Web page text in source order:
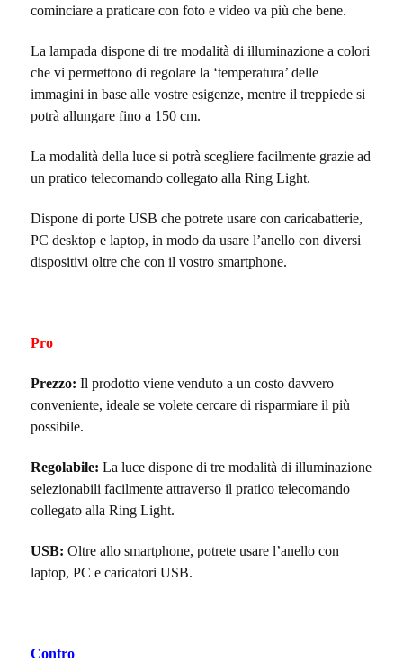
cominciare a praticare con foto e video va più che bene.
La lampada dispone di tre modalità di illuminazione a colori
che vi permettono di regolare la ‘temperatura’ delle
immagini in base alle vostre esigenze, mentre il treppiede si
potrà allungare fino a 150 cm.
La modalità della luce si potrà scegliere facilmente grazie ad
un pratico telecomando collegato alla Ring Light.
Dispone di porte USB che potrete usare con caricabatterie,
PC desktop e laptop, in modo da usare l’anello con diversi
dispositivi oltre che con il vostro smartphone.
Pro
Prezzo: Il prodotto viene venduto a un costo davvero
conveniente, ideale se volete cercare di risparmiare il più
possibile.
Regolabile: La luce dispone di tre modalità di illuminazione
selezionabili facilmente attraverso il pratico telecomando
collegato alla Ring Light.
USB: Oltre allo smartphone, potrete usare l’anello con
laptop, PC e caricatori USB.
Contro